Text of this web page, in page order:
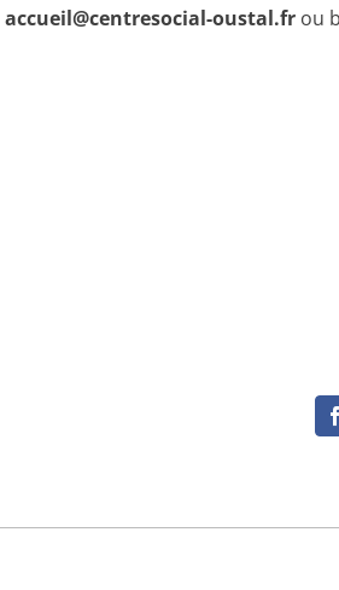
accueil@centresocial-oustal.fr ou